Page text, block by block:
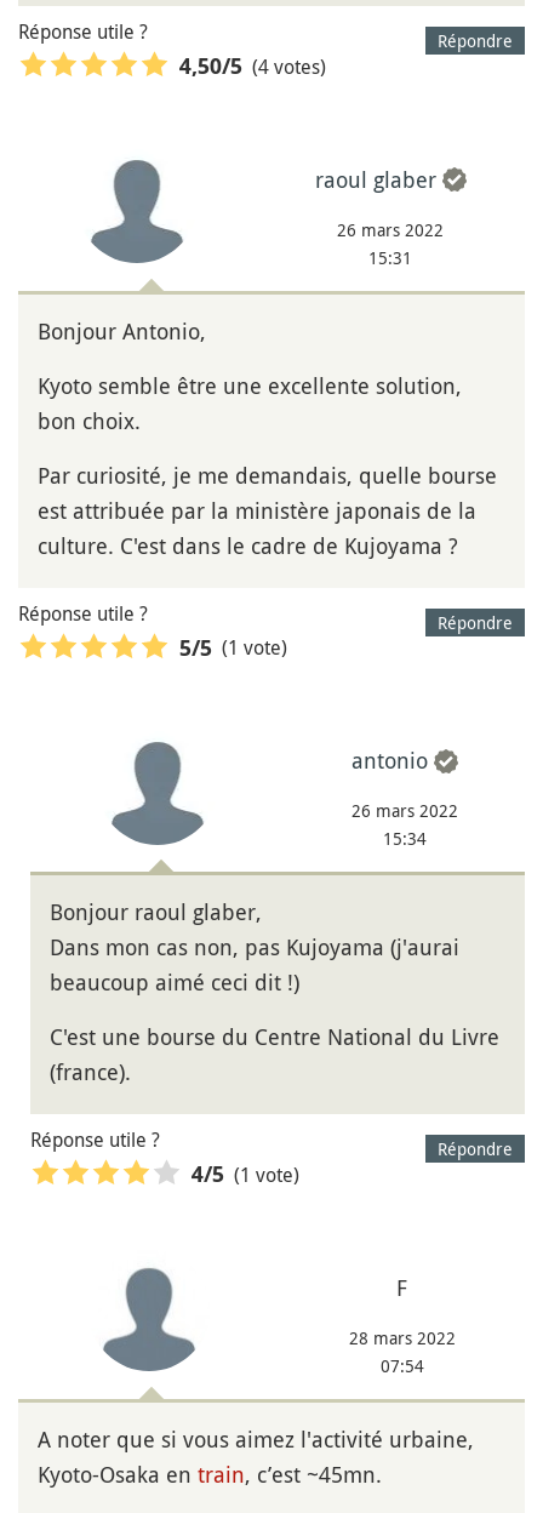
Répondre
Réponse utile ?
4,50/5 (4 votes)
raoul glaber
26 mars 2022
15:31
Bonjour Antonio,
Kyoto semble être une excellente solution,
bon choix.
Par curiosité, je me demandais, quelle bourse
est attribuée par la ministère japonais de la
culture. C'est dans le cadre de Kujoyama ?
Répondre
Réponse utile ?
5/5 (1 vote)
antonio
26 mars 2022
15:34
Bonjour raoul glaber,
Dans mon cas non, pas Kujoyama (j'aurai
beaucoup aimé ceci dit !)
C'est une bourse du Centre National du Livre
(france).
Répondre
Réponse utile ?
4/5 (1 vote)
F
28 mars 2022
07:54
A noter que si vous aimez l'activité urbaine,
Kyoto-Osaka en train, c’est ~45mn.